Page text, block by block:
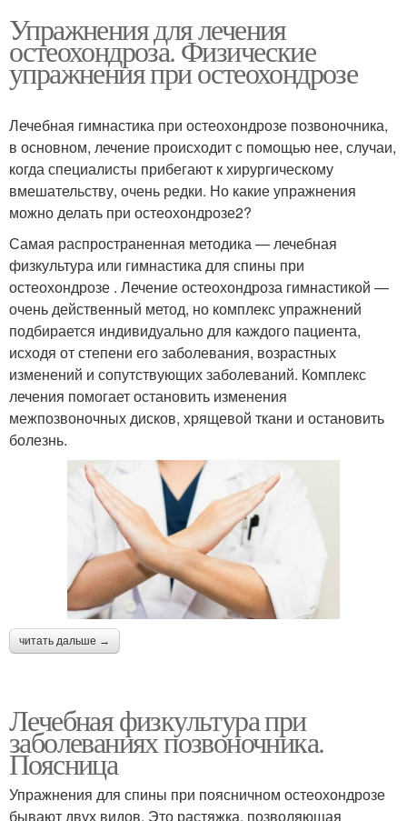
Упражнения для лечения
остеохондроза. Физические
упражнения при остеохондрозе
Лечебная гимнастика при остеохондрозе позвоночника,
в основном, лечение происходит с помощью нее, случаи,
когда специалисты прибегают к хирургическому
вмешательству, очень редки. Но какие упражнения
можно делать при остеохондрозе2?
Самая распространенная методика — лечебная
физкультура или гимнастика для спины при
остеохондрозе . Лечение остеохондроза гимнастикой —
очень действенный метод, но комплекс упражнений
подбирается индивидуально для каждого пациента,
исходя от степени его заболевания, возрастных
изменений и сопутствующих заболеваний. Комплекс
лечения помогает остановить изменения
межпозвоночных дисков, хрящевой ткани и остановить
болезнь.
читать дальше →
Лечебная физкультура при
заболеваниях позвоночника.
Поясница
Упражнения для спины при поясничном остеохондрозе
бывают двух видов. Это растяжка, позволяющая